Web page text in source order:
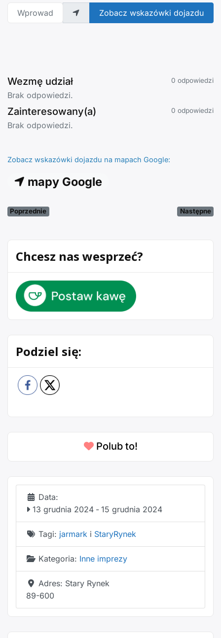
Wprowadź adres Zobacz wskazówki dojazdu
Wezmę udział 0 odpowiedzi
Brak odpowiedzi.
Zainteresowany(a) 0 odpowiedzi
Brak odpowiedzi.
Zobacz wskazówki dojazdu na mapach Google:
mapy Google
Poprzednie Następne
Chcesz nas wesprzeć?
Podziel się:
Polub to!
Data:
13 grudnia 2024 - 15 grudnia 2024
Tagi: jarmark i StaryRynek
Kategoria: Inne imprezy
Adres: Stary Rynek
89-600